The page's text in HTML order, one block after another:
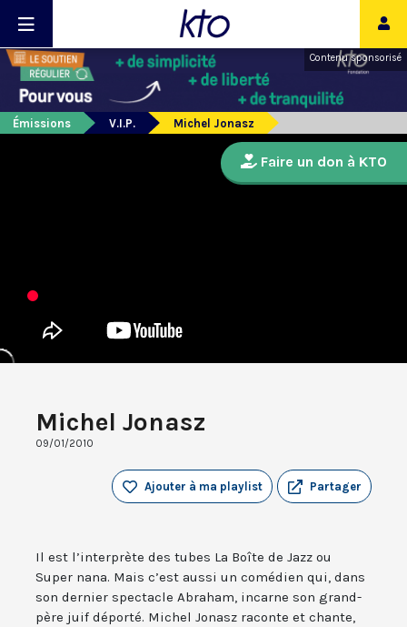
Contenu sponsorisé
Émissions V.I.P. Michel Jonasz
Michel Jonasz
09/01/2010
Partager
Ajouter à ma playlist
Il est l’interprète des tubes La Boîte de Jazz ou
Super nana. Mais c’est aussi un comédien qui, dans
son dernier spectacle Abraham, incarne son grand-
père juif déporté. Michel Jonasz raconte et chante,
Faire un don à KTO